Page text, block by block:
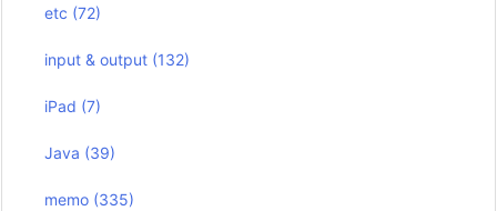
etc (72)
input & output (132)
iPad (7)
Java (39)
memo (335)